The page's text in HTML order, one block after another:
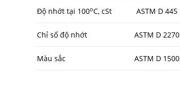
Độ nhớt tại 100oC, cSt ASTM D 445
Chỉ số độ nhớt ASTM D 2270
Màu sắc ASTM D 1500